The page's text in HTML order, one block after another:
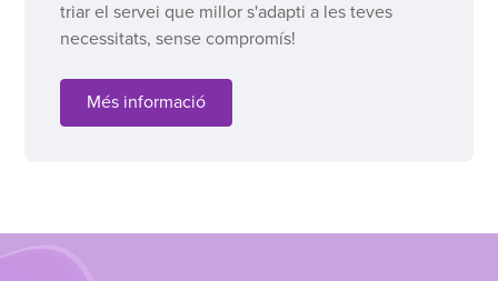
triar el servei que millor s'adapti a les teves
necessitats, sense compromís!
Més informació